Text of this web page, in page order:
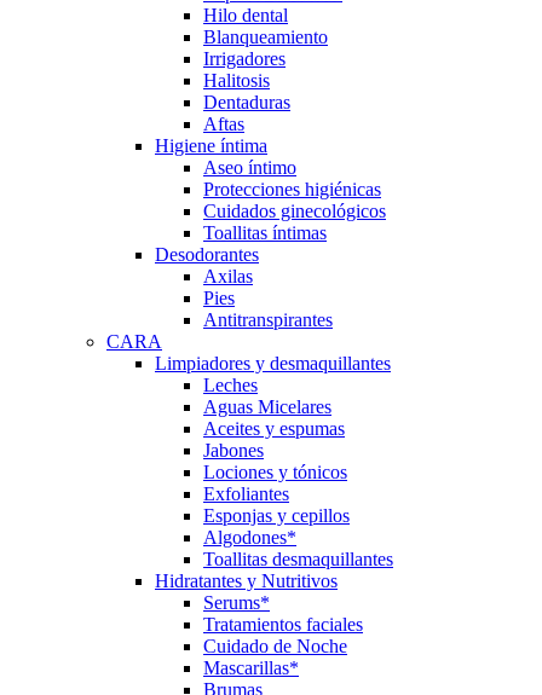
Hilo dental
Blanqueamiento
Irrigadores
Halitosis
Dentaduras
Aftas
Higiene íntima
Aseo íntimo
Protecciones higiénicas
Cuidados ginecológicos
Toallitas íntimas
Desodorantes
Axilas
Pies
Antitranspirantes
CARA
Limpiadores y desmaquillantes
Leches
Aguas Micelares
Aceites y espumas
Jabones
Lociones y tónicos
Exfoliantes
Esponjas y cepillos
Algodones*
Toallitas desmaquillantes
Hidratantes y Nutritivos
Serums*
Tratamientos faciales
Cuidado de Noche
Mascarillas*
Brumas